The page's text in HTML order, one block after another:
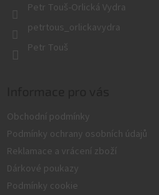
Petr Touš-Orlická Vydra
petrtous_orlickavydra
Petr Touš
Obchodní podmínky
Podmínky ochrany osobních údajů
Reklamace a vrácení zboží
Dárkové poukazy
Podmínky cookie